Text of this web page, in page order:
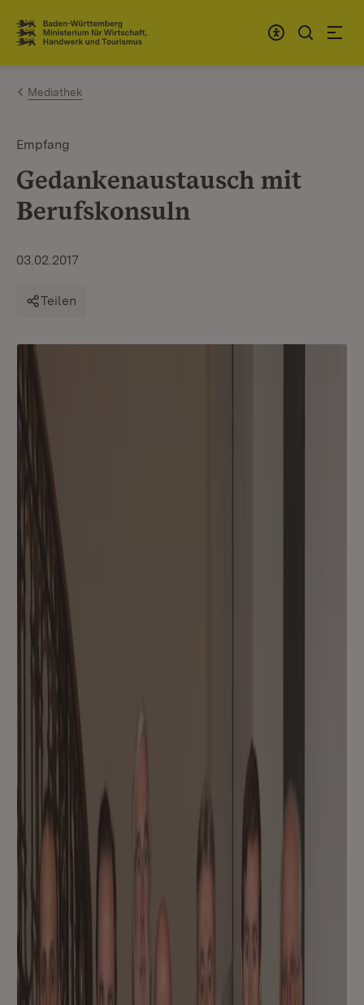
Zum Inhalt springen
Link zur Startseite
Mediathek
Empfang
Gedankenaustausch mit
Berufskonsuln
03.02.2017
Teilen